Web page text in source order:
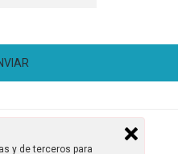
y de terceros para